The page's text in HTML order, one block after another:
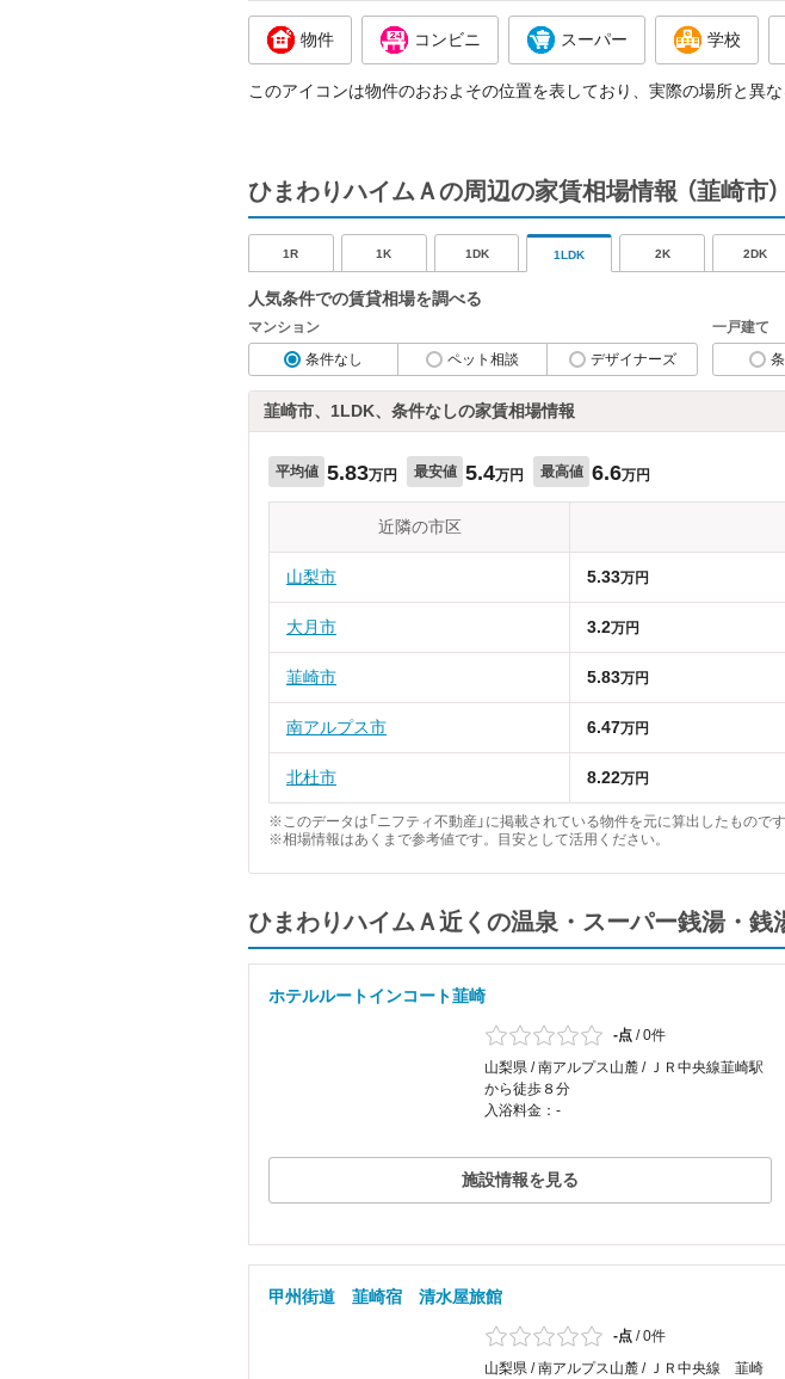
物件 コンビニ スーパー 学校
このアイコンは物件のおおよその位置を表しており、実際の場所と異
ひまわりハイムＡの周辺の家賃相場情報 （韮崎市）
1R 1K 1DK 1LDK 2K 2DK
人気条件での賃貸相場を調べる
マンション
条件なし
ペット相談 デザイナーズ
一戸建て
韮崎市、1LDK、条件なしの家賃相場情報
平均値 5.83万円 最安値 5.4万円 最高値 6.6万円
近隣の市区
山梨市 5.33万円
大月市 3.2万円
韮崎市 5.83万円
南アルプス市 6.47万円
北杜市 8.22万円
※このデータは「ニフティ不動産」に掲載されている物件を元に算出したもので
※相場情報はあくまで参考値です。目安として活用ください。
ひまわりハイムＡ近くの温泉・スーパー銭湯・銭
ホテルルートインコート韮崎
-点 /0件
山梨県 / 南アルプス山麓 / ＪＲ中央線韮崎駅
から徒歩８分
入浴料金：-
施設情報を見る
甲州街道 韮崎宿 清水屋旅館
-点 /0件
山梨県 / 南アルプス山麓 / ＪＲ中央線 韮崎